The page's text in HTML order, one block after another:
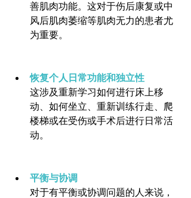
善肌肉功能。这对于伤后康复或中
风后肌肉萎缩等肌肉无力的患者尤
为重要。
恢复个人日常功能和独立性
这涉及重新学习如何进行床上移
动、如何坐立、重新训练行走、爬
楼梯或在受伤或手术后进行日常活
动。
平衡与协调
对于有平衡或协调问题的人来说，